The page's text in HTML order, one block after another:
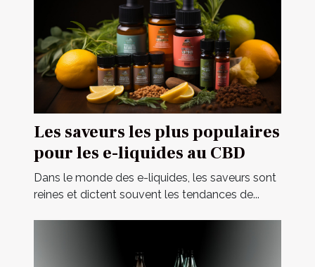
Les saveurs les plus populaires
pour les e-liquides au CBD
Dans le monde des e-liquides, les saveurs sont
reines et dictent souvent les tendances de...